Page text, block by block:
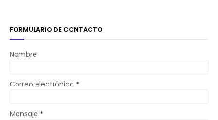
FORMULARIO DE CONTACTO
Nombre
Correo electrónico *
Mensaje *